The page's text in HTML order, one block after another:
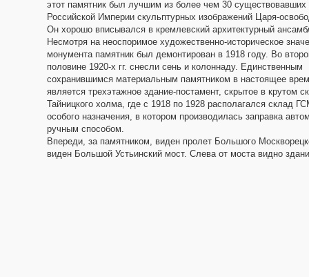
этот памятник был лучшим из более чем 30 существовавших
Российской Империи скульптурных изображений Царя-
Он хорошо вписывался в кремлевский архитектурный
Несмотря на неоспоримое художественно-историческое
монумента памятник был демонтирован в 1918 году. Во
половине 1920-х гг. снесли сень и колоннаду. Единственным
сохранившимся материальным памятником в настоящее
является трехэтажное здание-постамент, скрытое в крутом
Тайницкого холма, где с 1918 по 1928 располагался склад
особого назначения, в котором производилась заправка
ручным способом.
Впереди, за памятником, виден пролет Большого
виден Большой Устьинский мост. Слева от моста видно